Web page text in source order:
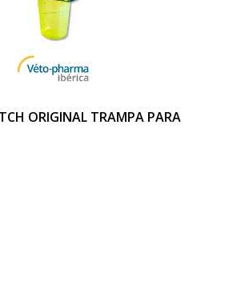
ORIGINAL TRAMPA PARA